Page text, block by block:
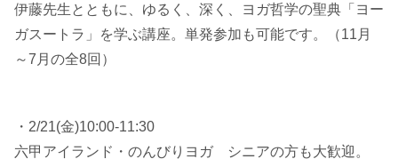
伊藤先生とともに、ゆるく、深く、ヨガ哲学の聖典「ヨー
ガスートラ」を学ぶ講座。単発参加も可能です。（11月
～7月の全8回）
・2/21(金)10:00-11:30
六甲アイランド・のんびりヨガ シニアの方も大歓迎。